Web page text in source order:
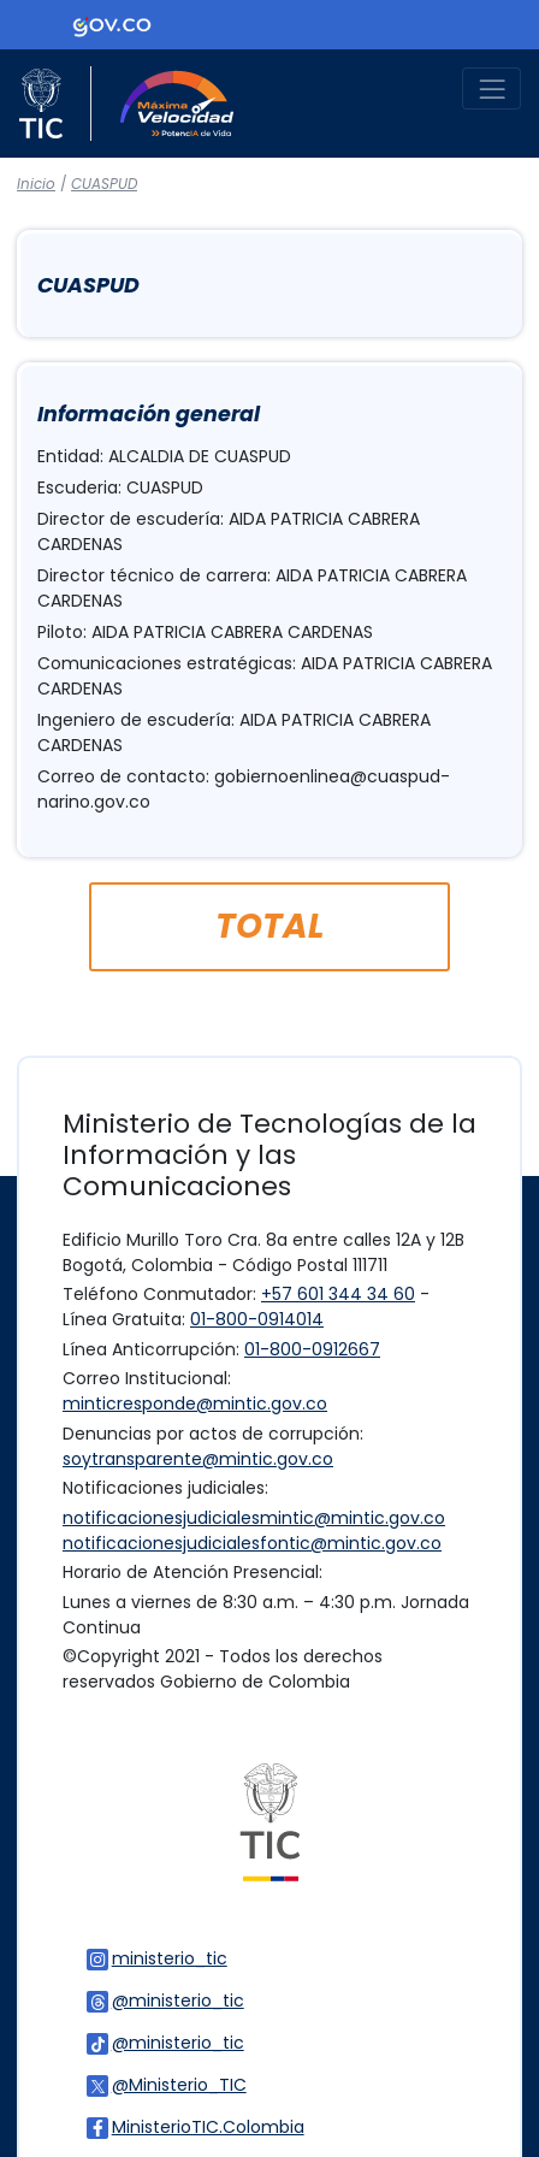
Logo Gobierno de Colombia
Logo del Ministerio TIC
Inicio / CUASPUD
CUASPUD
Información general
Entidad: ALCALDIA DE CUASPUD
Escuderia: CUASPUD
Director de escudería: AIDA PATRICIA CABRERA
CARDENAS
Director técnico de carrera: AIDA PATRICIA CABRERA
CARDENAS
Piloto: AIDA PATRICIA CABRERA CARDENAS
Comunicaciones estratégicas: AIDA PATRICIA CABRERA
CARDENAS
Ingeniero de escudería: AIDA PATRICIA CABRERA
CARDENAS
Correo de contacto: gobiernoenlinea@cuaspud-
narino.gov.co
TOTAL
Ministerio de Tecnologías de la
Información y las
Comunicaciones
Edificio Murillo Toro Cra. 8a entre calles 12A y 12B
Bogotá, Colombia - Código Postal 111711
Teléfono Conmutador: +57 601 344 34 60 -
Línea Gratuita: 01-800-0914014
Línea Anticorrupción: 01-800-0912667
Correo Institucional:
minticresponde@mintic.gov.co
Denuncias por actos de corrupción:
soytransparente@mintic.gov.co
Notificaciones judiciales:
notificacionesjudicialesmintic@mintic.gov.co
notificacionesjudicialesfontic@mintic.gov.co
Horario de Atención Presencial:
Lunes a viernes de 8:30 a.m. – 4:30 p.m. Jornada
Continua
©Copyright 2021 - Todos los derechos
reservados Gobierno de Colombia
ministerio_tic
@ministerio_tic
@ministerio_tic
@Ministerio_TIC
MinisterioTIC.Colombia